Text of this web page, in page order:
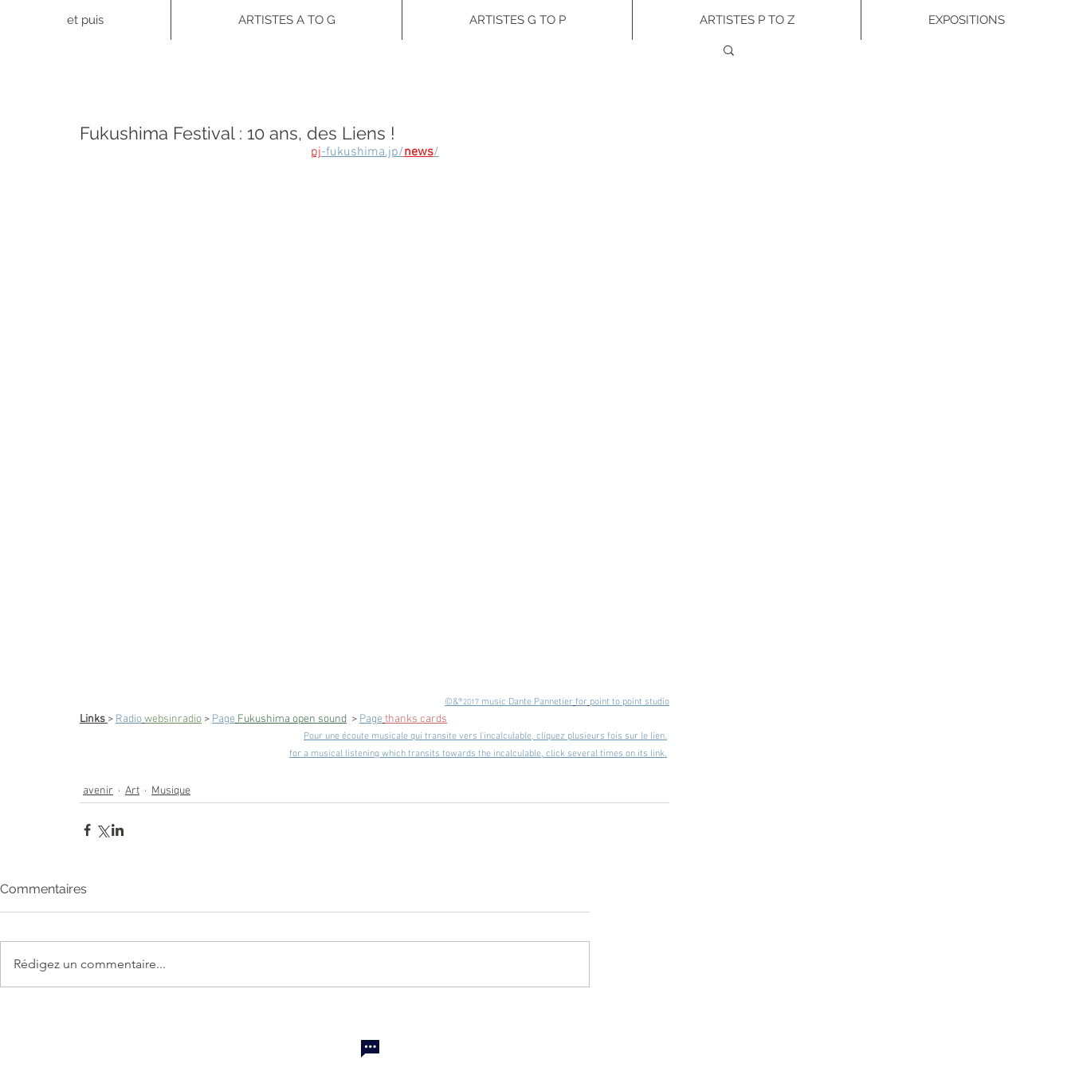
et puis ARTISTES A TO G ARTISTES G TO P ARTISTES P TO Z EXPOSITIONS
Fukushima Festival : 10 ans, des Liens !
pj-fukushima.jp/news/
©&®2017 music Dante Pannetier for point to point studio
Links > Radiowebsinradio > Page Fukushima open sound > Page thanks cards
Pour une écoute musicale qui transite vers l'incalculable, cliquez plusieurs fois sur le lien.
for a musical listening which transits towards the incalculable, click several times on its link.
avenir Art Musique
Commentaires
Rédigez un commentaire...